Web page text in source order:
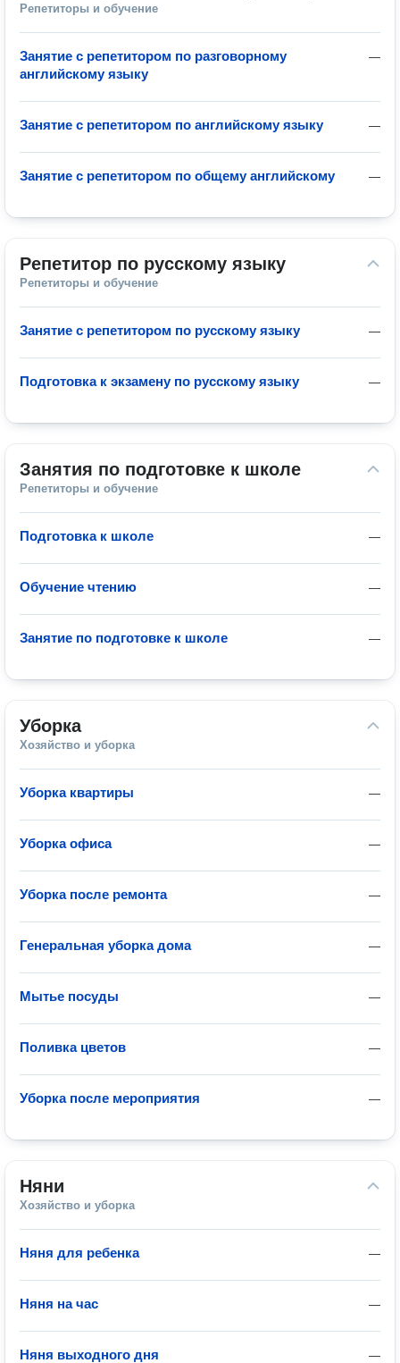
Репетиторы и обучение
—
Занятие с репетитором по разговорному
английскому языку
—
Занятие с репетитором по английскому языку
—
Занятие с репетитором по общему английскому
Репетитор по русскому языку
Репетиторы и обучение
—
Занятие с репетитором по русскому языку
—
Подготовка к экзамену по русскому языку
Занятия по подготовке к школе
Репетиторы и обучение
—
Подготовка к школе
—
Обучение чтению
—
Занятие по подготовке к школе
Уборка
Хозяйство и уборка
—
Уборка квартиры
—
Уборка офиса
—
Уборка после ремонта
—
Генеральная уборка дома
—
Мытье посуды
—
Поливка цветов
—
Уборка после мероприятия
Няни
Хозяйство и уборка
—
Няня для ребенка
—
Няня на час
—
Няня выходного дня